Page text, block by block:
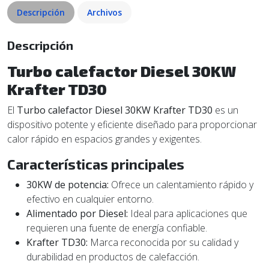
Descripción Archivos
Descripción
Turbo calefactor Diesel 30KW
Krafter TD30
El Turbo calefactor Diesel 30KW Krafter TD30 es un
dispositivo potente y eficiente diseñado para proporcionar
calor rápido en espacios grandes y exigentes.
Características principales
30KW de potencia: Ofrece un calentamiento rápido y
efectivo en cualquier entorno.
Alimentado por Diesel: Ideal para aplicaciones que
requieren una fuente de energía confiable.
Krafter TD30: Marca reconocida por su calidad y
durabilidad en productos de calefacción.